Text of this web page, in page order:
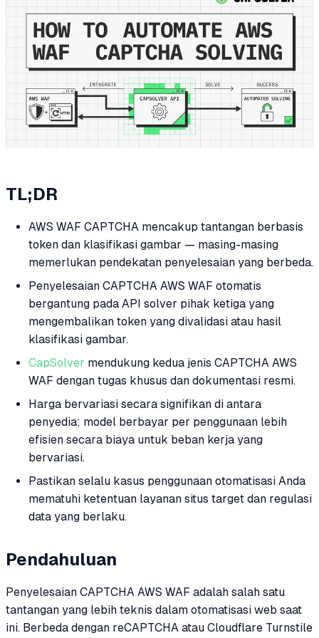
TL;DR
AWS WAF CAPTCHA mencakup tantangan berbasis
token dan klasifikasi gambar — masing-masing
memerlukan pendekatan penyelesaian yang berbeda.
Penyelesaian CAPTCHA AWS WAF otomatis
bergantung pada API solver pihak ketiga yang
mengembalikan token yang divalidasi atau hasil
klasifikasi gambar.
CapSolver mendukung kedua jenis CAPTCHA AWS
WAF dengan tugas khusus dan dokumentasi resmi.
Harga bervariasi secara signifikan di antara
penyedia; model berbayar per penggunaan lebih
efisien secara biaya untuk beban kerja yang
bervariasi.
Pastikan selalu kasus penggunaan otomatisasi Anda
mematuhi ketentuan layanan situs target dan regulasi
data yang berlaku.
Pendahuluan
Penyelesaian CAPTCHA AWS WAF adalah salah satu
tantangan yang lebih teknis dalam otomatisasi web saat
ini. Berbeda dengan reCAPTCHA atau Cloudflare Turnstile